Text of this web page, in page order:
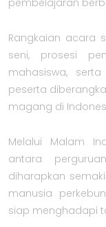
pembelajaran
Rangkaian acara
seni, prosesi
mahasiswa,
peserta
magang di
Melalui Malam
antara
diharapkan
manusia
siap menghadapi